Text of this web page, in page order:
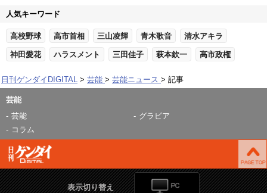
人気キーワード
高校野球 高市首相 三山凌輝 青木歌音 清水アキラ
神田愛花 ハラスメント 三田佳子 萩本欽一 高市政権
日刊ゲンダイDIGITAL 芸能 芸能ニュース 記事
芸能
芸能
グラビア
コラム
表示切り替え